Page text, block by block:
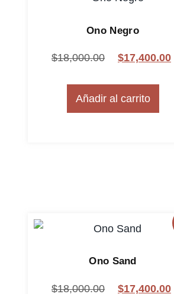
Ono Negro
$18,000.00 $17,400.00
Añadir al carrito
Ono Sand
$18,000.00 $17,400.00